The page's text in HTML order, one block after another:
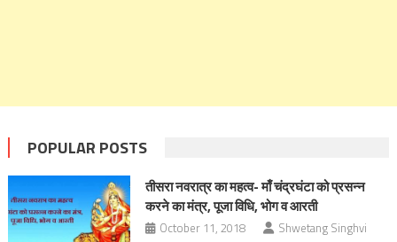
POPULAR POSTS
तीसरा नवरात्र का महत्‍व- माँ चंद्रघंटा को प्रसन्न
करने का मंत्र, पूजा विधि, भोग व आरती
October 11, 2018 Shwetang Singhvi